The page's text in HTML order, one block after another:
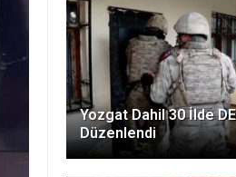
Yozgat Dahil 30 İlde
Düzenlendi